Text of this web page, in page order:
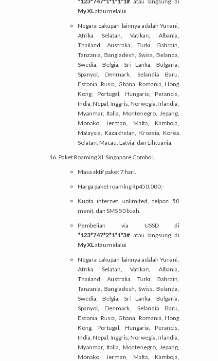
My XLatau melalui
Negara cakupan lainnya adalah Yunani,
Afrika Selatan, Vatikan, Albania,
Thailand, Australia, Turki, Bahrain,
Tanzania, Bangladesh, Swiss, Belanda,
Swedia, Belgia, Sri Lanka, Bulgaria,
Spanyol, Denmark, Selandia Baru,
Estonia, Rusia, Ghana, Romania, Hong
Kong, Portugal, Hungaria, Perancis,
India, Nepal, Inggris, Norwegia, Irlandia,
Myanmar, Italia, Montenegro, Jepang,
Monako, Jerman, Malta, Kamboja,
Malaysia, Kazakhstan, Kroasia, Korea
Selatan, Macau, Latvia, dan Lihtuania.
Paket Roaming XL Singapore Combo L
Masa aktif paket 7 hari.
Harga paket roaming Rp450.000,-
Kuota internet unlimited, telpon 50
menit, dan SMS 50 buah.
Pembelian via USSD di
*123*747*2*1*1*3# atau langsung di
My XLatau melalui
Negara cakupan lainnya adalah Yunani,
Afrika Selatan, Vatikan, Albania,
Thailand, Australia, Turki, Bahrain,
Tanzania, Bangladesh, Swiss, Belanda,
Swedia, Belgia, Sri Lanka, Bulgaria,
Spanyol, Denmark, Selandia Baru,
Estonia, Rusia, Ghana, Romania, Hong
Kong, Portugal, Hungaria, Perancis,
India, Nepal, Inggris, Norwegia, Irlandia,
Myanmar, Italia, Montenegro, Jepang,
Monako, Jerman, Malta, Kamboja,